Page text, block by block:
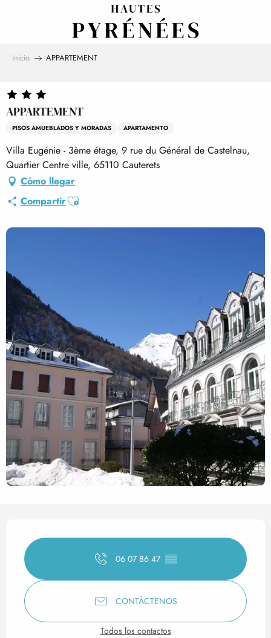
Inicio APPARTEMENT
APPARTEMENT
PISOS AMUEBLADOS Y MORADAS APARTAMENTO
Villa Eugénie - 3ème étage, 9 rue du Général de Castelnau,
Quartier Centre ville, 65110 Cauterets
Cómo llegar
CompartirAjouter aux favoris
Horarios y datos de
06 07 86 47 ▒▒
CONTÁCTENOS
Todos los contactos